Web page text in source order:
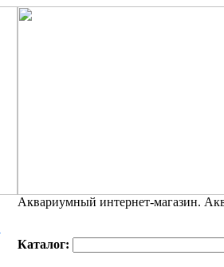
Аквариумный интернет-магазин.
Каталог: